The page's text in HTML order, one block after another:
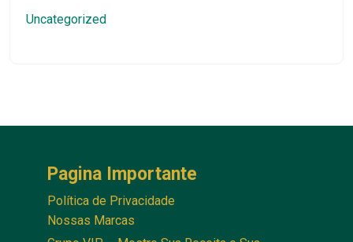
Uncategorized
Pagina Importante
Política de Privacidade
Nossas Marcas